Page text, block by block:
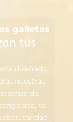
galletas
tus
diseñado
nuestras
de
te
calidad